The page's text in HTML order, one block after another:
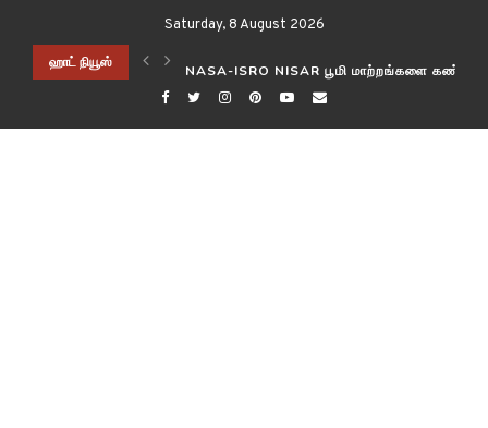
Saturday, 8 August 2026
ஹாட் நியூஸ்
விஞ்ஞானிகள்! NASA-ISRO NISAR பூமி மாற்றங்களை